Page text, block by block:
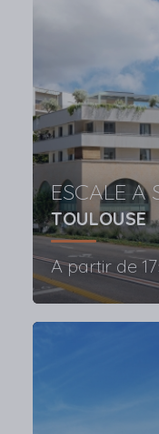
ESCALE A
TOULOUSE
A partir de